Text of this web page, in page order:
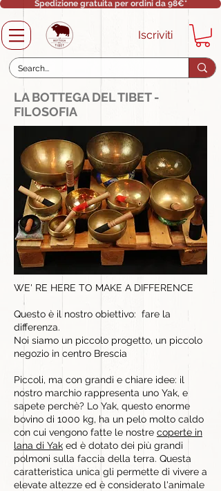
Spedizione gratuita per ordini da 98€*
Iscriviti
LA BOTTEGA DEL TIBET -
FILOSOFIA
WE' RE HERE TO MAKE A DIFFERENCE
Questo è il nostro obiettivo: fare la
differenza.
Noi siamo un piccolo progetto, un piccolo
negozio in centro Brescia
Piccoli, ma con grandi e chiare idee: il
nostro marchio rappresenta uno Yak, e
sapete perchè? Lo Yak, questo enorme
bovino di 1000 kg, ha un pelo molto caldo
con cui vengono fatte le nostre coperte in
lana di Yak ed è dotato dei più grandi
polmoni sulla faccia della terra. Questa
caratteristica unica gli permette di vivere a
elevate altezze ed è considerato l'animale